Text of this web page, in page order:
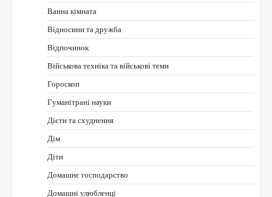
Ванна кімната
Відносини та дружба
Відпочинок
Військова техніка та військові теми
Гороскоп
Гуманітрані науки
Дієти та схуднення
Дім
Діти
Домашнє господарство
Домашні улюбленці